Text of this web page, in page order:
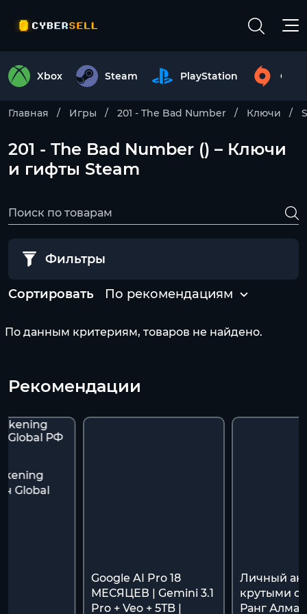
Xbox Steam PlayStation
Главная Игры 201 - The Bad Number Ключи
201 - The Bad Number () – Ключи
и гифты Steam
Фильтры
Сортировать По рекомендациям
По данным критериям, товаров не найдено.
Рекомендации
Global
Google AI Pro 18
МЕСЯЦЕВ | Gemini 3.1
Pro + Veo + 5TB |
Личный
крутыми
Ранг Алмаз